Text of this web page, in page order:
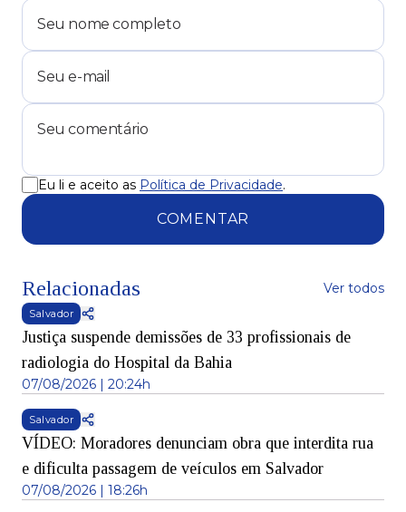
Eu li e aceito as Política de Privacidade.
COMENTAR
Relacionadas Ver todos
Salvador
Justiça suspende demissões de 33 profissionais de
radiologia do Hospital da Bahia
07/08/2026 | 20:24h
Salvador
VÍDEO: Moradores denunciam obra que interdita rua
e dificulta passagem de veículos em Salvador
07/08/2026 | 18:26h